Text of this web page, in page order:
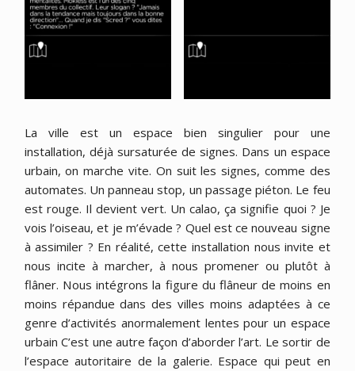
La ville est un espace bien singulier pour une
installation, déjà sursaturée de signes. Dans un espace
urbain, on marche vite. On suit les signes, comme des
automates. Un panneau stop, un passage piéton. Le feu
est rouge. Il devient vert. Un calao, ça signifie quoi ? Je
vois l’oiseau, et je m’évade ? Quel est ce nouveau signe
à assimiler ? En réalité, cette installation nous invite et
nous incite à marcher, à nous promener ou plutôt à
flâner. Nous intégrons la figure du flâneur de moins en
moins répandue dans des villes moins adaptées à ce
genre d’activités anormalement lentes pour un espace
urbain C’est une autre façon d’aborder l’art. Le sortir de
l’espace autoritaire de la galerie. Espace qui peut en